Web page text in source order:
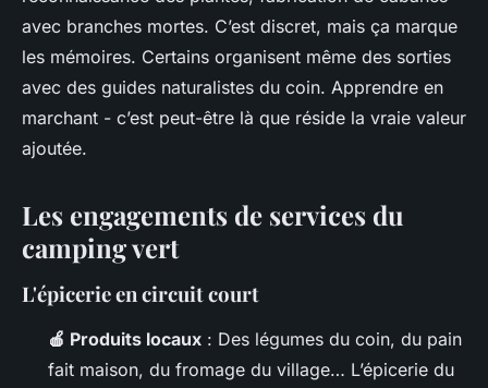
avec branches mortes. C’est discret, mais ça marque
les mémoires. Certains organisent même des sorties
avec des guides naturalistes du coin. Apprendre en
marchant - c’est peut-être là que réside la vraie valeur
ajoutée.
Les engagements de services du
camping vert
L'épicerie en circuit court
🍎 Produits locaux : Des légumes du coin, du pain
fait maison, du fromage du village… L’épicerie du